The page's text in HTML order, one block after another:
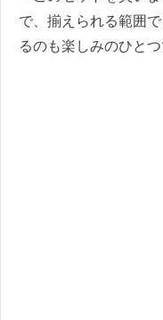
で、揃えられる範囲
るのも楽しみのひとつ